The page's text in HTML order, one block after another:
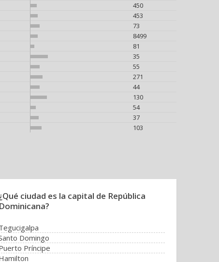
450
453
73
8499
81
35
55
271
44
130
54
37
103
ciudad es la capital de República
Dominicana?
Domingo
Príncipe